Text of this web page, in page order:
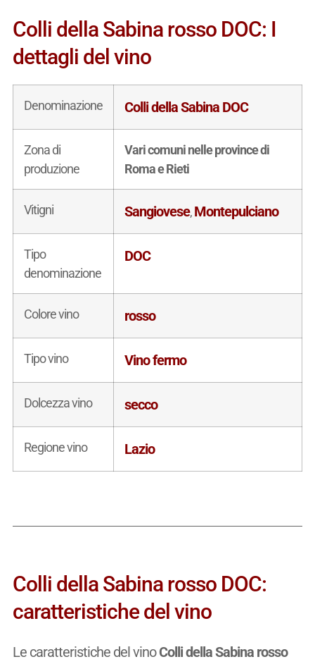
Colli della Sabina rosso DOC: I
dettagli del vino
Denominazione Colli della Sabina DOC
Zona di
produzione
Vari comuni nelle province di
Roma e Rieti
Vitigni Sangiovese,Montepulciano
Tipo
denominazione
DOC
Colore vino rosso
Tipo vino Vino fermo
Dolcezza vino secco
Regione vino Lazio
Colli della Sabina rosso DOC:
caratteristiche del vino
Le caratteristiche del vinoColli della Sabina rosso